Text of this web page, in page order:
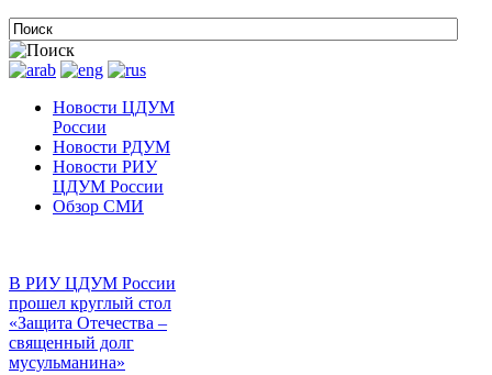
Новости ЦДУМ
России
Новости РДУМ
Новости РИУ
ЦДУМ России
Обзор СМИ
В РИУ ЦДУМ России
прошел круглый стол
«Защита Отечества –
священный долг
мусульманина»